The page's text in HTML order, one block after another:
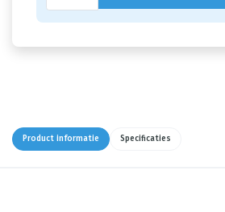
Product informatie Specificaties